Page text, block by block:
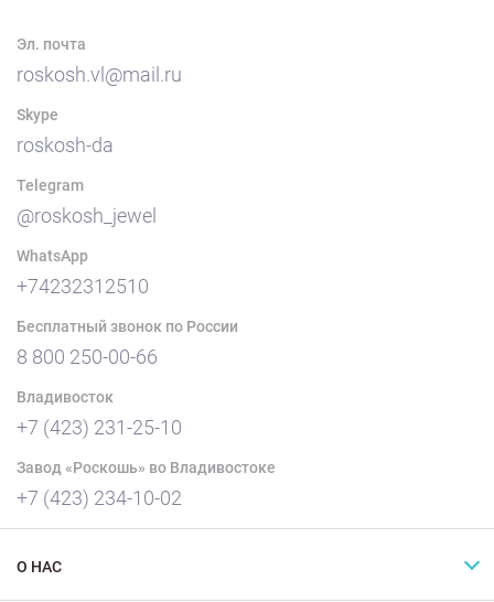
Эл. почта
roskosh.vl@mail.ru
Skype
roskosh-da
Telegram
@roskosh_jewel
WhatsApp
+74232312510
Бесплатный звонок по России
8 800 250-00-66
Владивосток
+7 (423) 231-25-10
Завод «Роскошь» во Владивостоке
+7 (423) 234-10-02
О НАС